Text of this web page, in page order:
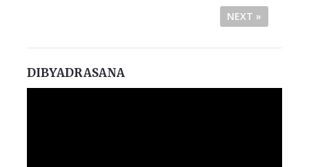
NEXT »
DIBYADRASANA